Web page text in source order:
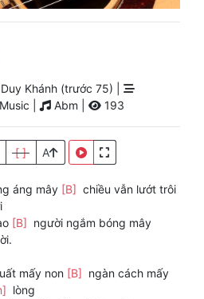
Duy Khánh (trước 75) |
|
Abm | 193
[ ] A
áng mây [B] chiều vẫn lướt trôi
[B] người ngắm bóng mây
mấy non [B] ngàn cách mấy
lòng